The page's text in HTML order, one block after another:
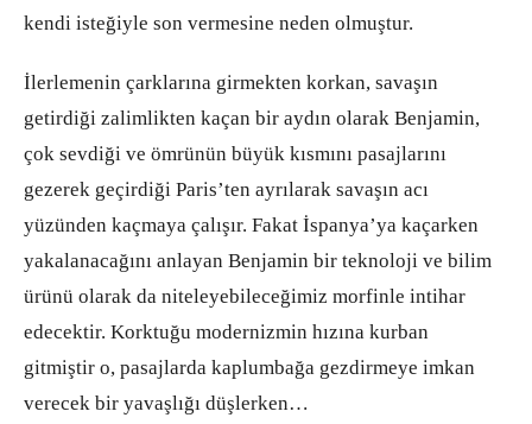
kendi isteğiyle son vermesine neden olmuştur.
İlerlemenin çarklarına girmekten korkan, savaşın
getirdiği zalimlikten kaçan bir aydın olarak Benjamin,
çok sevdiği ve ömrünün büyük kısmını pasajlarını
gezerek geçirdiği Paris’ten ayrılarak savaşın acı
yüzünden kaçmaya çalışır. Fakat İspanya’ya kaçarken
yakalanacağını anlayan Benjamin bir teknoloji ve bilim
ürünü olarak da niteleyebileceğimiz morfinle intihar
edecektir. Korktuğu modernizmin hızına kurban
gitmiştir o, pasajlarda kaplumbağa gezdirmeye imkan
verecek bir yavaşlığı düşlerken…